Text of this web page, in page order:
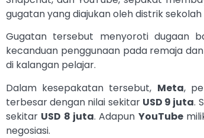
gugatan yang diajukan oleh distrik
Gugatan tersebut menyoroti dugaan
kecanduan penggunaan pada remaja
di kalangan pelajar.
Dalam kesepakatan tersebut, Meta,
terbesar dengan nilai sekitar USD 9 juta.
sekitar USD 8 juta. Adapun YouTube
negosiasi.